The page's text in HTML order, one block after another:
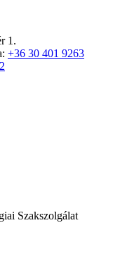
1.
+36 30 401 9263
Szakszolgálat